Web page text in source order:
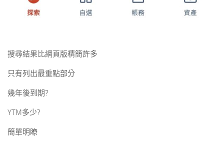
搜尋結果比網頁版精簡許多
只有列出最重點部分
幾年後到期?
YTM多少?
簡單明瞭